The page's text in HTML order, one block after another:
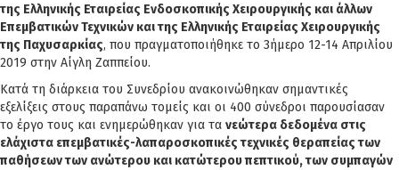
της Ελληνικής Εταιρείας Ενδοσκοπικής Χειρουργικής και άλλων
Επεμβατικών Τεχνικών και της Ελληνικής Εταιρείας Χειρουργικής
της Παχυσαρκίας, που πραγματοποιήθηκε το 3ήμερο 12-14 Απριλίου
2019 στην Αίγλη Ζαππείου.
Κατά τη διάρκεια του Συνεδρίου ανακοινώθηκαν σημαντικές
εξελίξεις στους παραπάνω τομείς και οι 400 σύνεδροι παρουσίασαν
το έργο τους και ενημερώθηκαν για τα νεώτερα δεδομένα στις
ελάχιστα επεμβατικές-λαπαροσκοπικές τεχνικές θεραπείας των
παθήσεων των ανώτερου και κατώτερου πεπτικού, των συμπαγών